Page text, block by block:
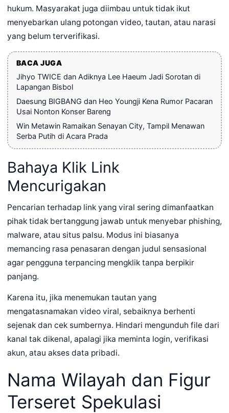
hukum. Masyarakat juga diimbau untuk tidak ikut
menyebarkan ulang potongan video, tautan, atau narasi
yang belum terverifikasi.
BACA JUGA
Jihyo TWICE dan Adiknya Lee Haeum Jadi Sorotan di
Lapangan Bisbol
Daesung BIGBANG dan Heo Youngji Kena Rumor Pacaran
Usai Nonton Konser Bareng
Win Metawin Ramaikan Senayan City, Tampil Menawan
Serba Putih di Acara Prada
Bahaya Klik Link
Mencurigakan
Pencarian terhadap link yang viral sering dimanfaatkan
pihak tidak bertanggung jawab untuk menyebar phishing,
malware, atau situs palsu. Modus ini biasanya
memancing rasa penasaran dengan judul sensasional
agar pengguna terpancing mengklik tanpa berpikir
panjang.
Karena itu, jika menemukan tautan yang
mengatasnamakan video viral, sebaiknya berhenti
sejenak dan cek sumbernya. Hindari mengunduh file dari
kanal tak dikenal, apalagi jika meminta login, verifikasi
akun, atau akses data pribadi.
Nama Wilayah dan Figur
Terseret Spekulasi